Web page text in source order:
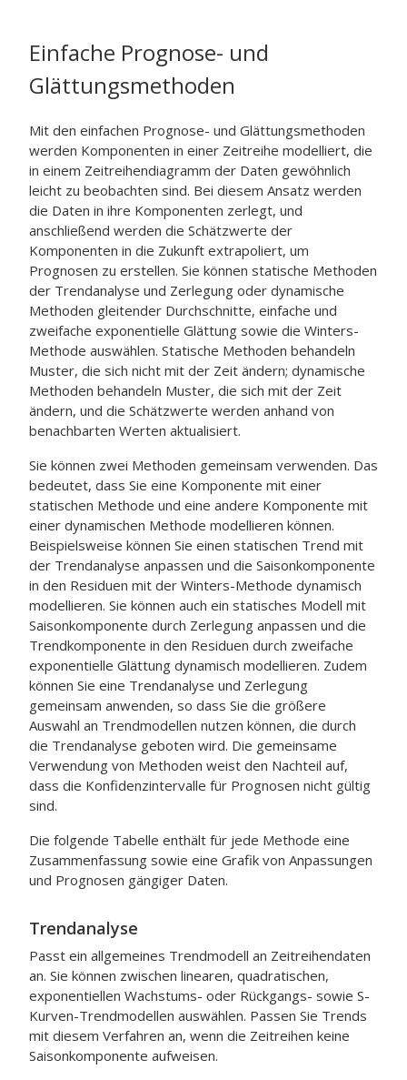
Einfache Prognose- und
Glättungsmethoden
Mit den einfachen Prognose- und Glättungsmethoden
werden Komponenten in einer Zeitreihe modelliert, die
in einem Zeitreihendiagramm der Daten gewöhnlich
leicht zu beobachten sind. Bei diesem Ansatz werden
die Daten in ihre Komponenten zerlegt, und
anschließend werden die Schätzwerte der
Komponenten in die Zukunft extrapoliert, um
Prognosen zu erstellen. Sie können statische Methoden
der Trendanalyse und Zerlegung oder dynamische
Methoden gleitender Durchschnitte, einfache und
zweifache exponentielle Glättung sowie die Winters-
Methode auswählen. Statische Methoden behandeln
Muster, die sich nicht mit der Zeit ändern; dynamische
Methoden behandeln Muster, die sich mit der Zeit
ändern, und die Schätzwerte werden anhand von
benachbarten Werten aktualisiert.
Sie können zwei Methoden gemeinsam verwenden. Das
bedeutet, dass Sie eine Komponente mit einer
statischen Methode und eine andere Komponente mit
einer dynamischen Methode modellieren können.
Beispielsweise können Sie einen statischen Trend mit
der Trendanalyse anpassen und die Saisonkomponente
in den Residuen mit der Winters-Methode dynamisch
modellieren. Sie können auch ein statisches Modell mit
Saisonkomponente durch Zerlegung anpassen und die
Trendkomponente in den Residuen durch zweifache
exponentielle Glättung dynamisch modellieren. Zudem
können Sie eine Trendanalyse und Zerlegung
gemeinsam anwenden, so dass Sie die größere
Auswahl an Trendmodellen nutzen können, die durch
die Trendanalyse geboten wird. Die gemeinsame
Verwendung von Methoden weist den Nachteil auf,
dass die Konfidenzintervalle für Prognosen nicht gültig
sind.
Die folgende Tabelle enthält für jede Methode eine
Zusammenfassung sowie eine Grafik von Anpassungen
und Prognosen gängiger Daten.
Trendanalyse
Passt ein allgemeines Trendmodell an Zeitreihendaten
an. Sie können zwischen linearen, quadratischen,
exponentiellen Wachstums- oder Rückgangs- sowie S-
Kurven-Trendmodellen auswählen. Passen Sie Trends
mit diesem Verfahren an, wenn die Zeitreihen keine
Saisonkomponente aufweisen.